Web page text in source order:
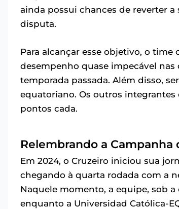
ainda possui chances de reverter
disputa.
Para alcançar esse objetivo, o
desempenho quase impecável
temporada passada. Além disso,
equatoriano. Os outros integrantes
pontos cada.
Relembrando a Campanha
Em 2024, o Cruzeiro iniciou sua
chegando à quarta rodada com a
Naquele momento, a equipe, sob
enquanto a Universidad Católica-